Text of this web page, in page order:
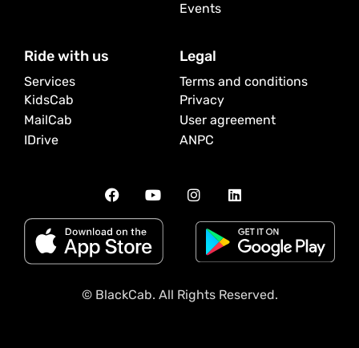
Events
Ride with us
Services
KidsCab
MailCab
IDrive
Legal
Terms and conditions
Privacy
User agreement
ANPC
© BlackCab. All Rights Reserved.